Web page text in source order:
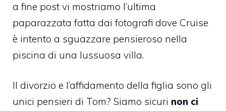
a fine post vi mostriamo l’ultima
paparazzata fatta dai fotografi dove Cruise
è intento a sguazzare pensieroso nella
piscina di una lussuosa villa.
Il divorzio e l’affidamento della figlia sono gli
unici pensieri di Tom? Siamo sicuri non ci